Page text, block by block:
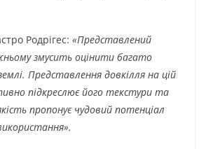
Родрігес: «Представлений
змусить оцінити багато
Представлення довкілля на цій
підкреслює його текстури та
пропонує чудовий потенціал